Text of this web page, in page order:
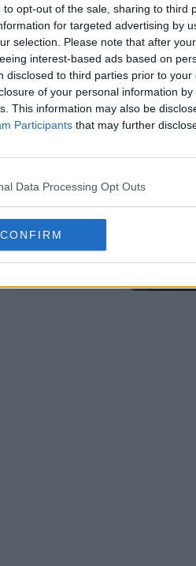
to opt-out of the sale, sharing to third
for targeted advertising by
selection. Please note that after
interest-based ads based on
disclosed to third parties prior to
of your personal information
This information may also be
Participants that may further
Data Processing Opt Outs
CONFIRM